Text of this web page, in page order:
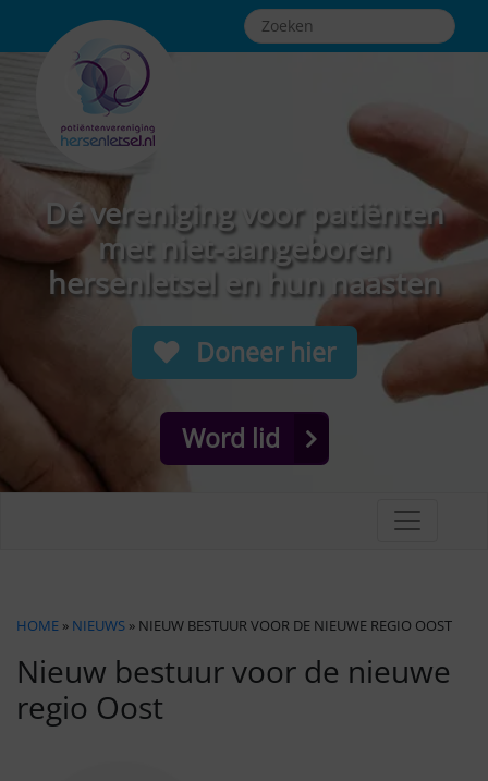
Dé vereniging voor patiënten
met niet-aangeboren
hersenletsel en hun naasten
Doneer hier
Word lid
HOME » NIEUWS » NIEUW BESTUUR VOOR DE NIEUWE REGIO OOST
Nieuw bestuur voor de nieuwe
regio Oost